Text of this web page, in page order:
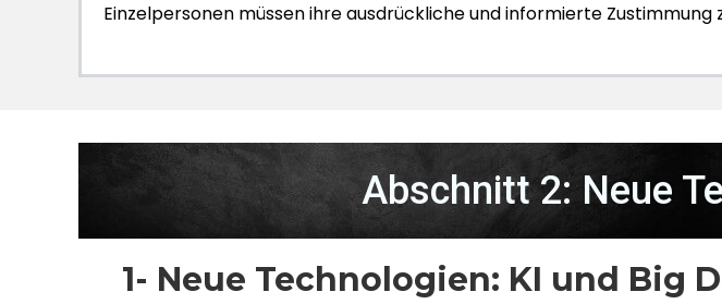
Einzelpersonen müssen ihre ausdrückliche und informierte
Abschnitt 2: Neue
1- Neue Technologien: KI und Big